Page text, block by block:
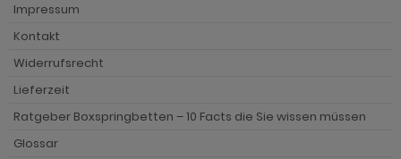
Impressum
Kontakt
Widerrufsrecht
Lieferzeit
Ratgeber Boxspringbetten – 10 Facts die Sie wissen müssen
Glossar